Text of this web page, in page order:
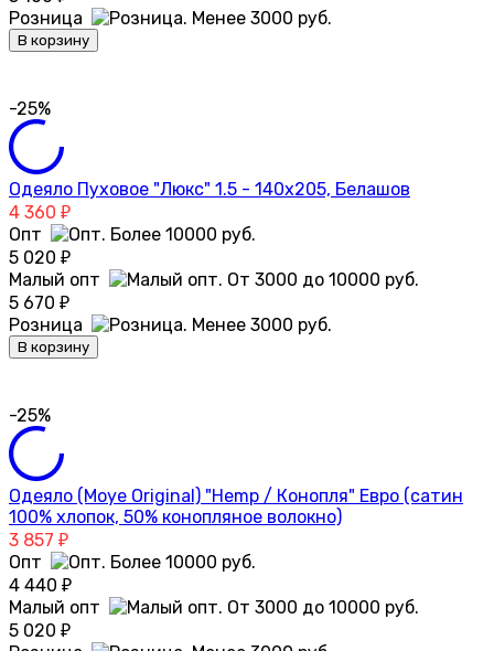
Розница
В корзину
-25%
Одеяло Пуховое "Люкс" 1.5 - 140х205, Белашов
4 360 ₽
Опт
5 020 ₽
Малый опт
5 670 ₽
Розница
В корзину
-25%
Одеяло (Moye Original) "Hemp / Конопля" Евро (сатин
100% хлопок, 50% конопляное волокно)
3 857 ₽
Опт
4 440 ₽
Малый опт
5 020 ₽